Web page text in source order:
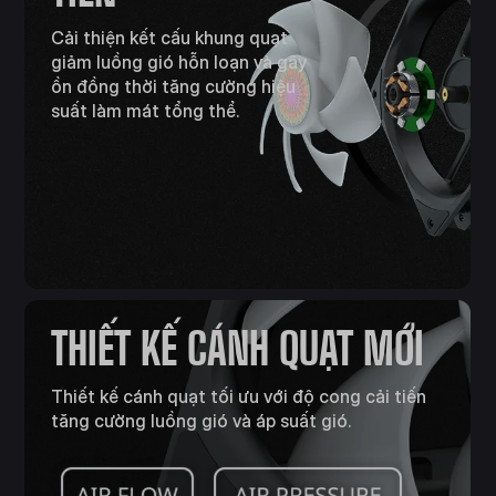
Cải thiện kết cấu khung quạt
giảm luồng gió hỗn loạn và gây
ồn đồng thời tăng cường hiệu
suất làm mát tổng thể.
THIẾT KẾ CÁNH QUẠT MỚI
Thiết kế cánh quạt tối ưu với độ cong cải tiến
tăng cường luồng gió và áp suất gió.